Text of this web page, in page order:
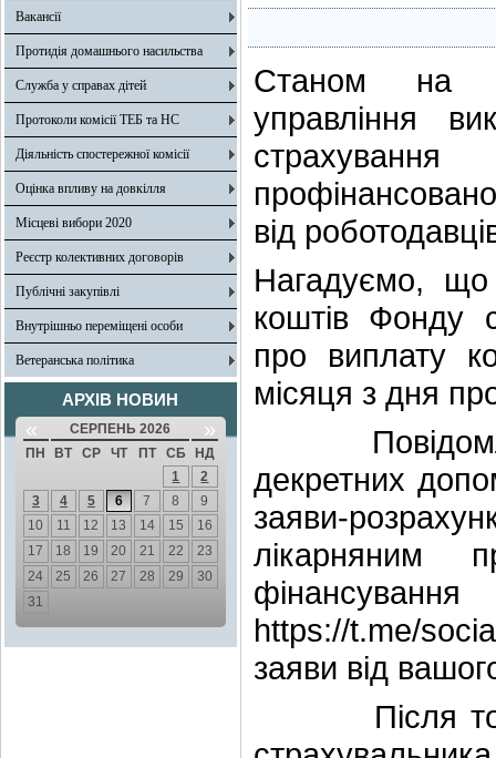
Вакансії
Протидія домашнього насильства
Служба у справах дітей
Протоколи комісії ТЕБ та НС
Діяльність спостережної комісії
Оцінка впливу на довкілля
Місцеві вибори 2020
Реєстр колективних договорів
Публічні закупівлі
Внутрішньо переміщені особи
Ветеранська політика
АРХІВ НОВИН
« СЕРПЕНЬ 2026 »
ПН ВТ СР ЧТ ПТ СБ
НД
1
2
3
4 5 6 7 8
9
10
11 12 13 14 15
16
17
18 19 20 21 22
23
24
25 26 27 28 29
30
31
Станом на
управління
від
Нагадуємо, що
коштів Фонду
про виплату
місяця з дня
декретних
заяви-
лікарняним
https://t.me/
заяви від
Після того,